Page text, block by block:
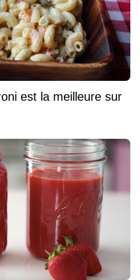
est la meilleure sur